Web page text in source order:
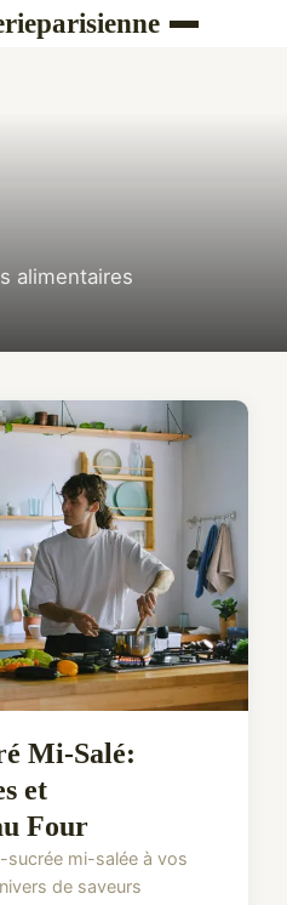
alimentaires
Mi-Salé:
et
Four
mi-salée à vos
de saveurs